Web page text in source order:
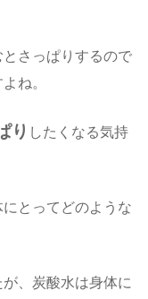
さっぱりするので
ね。
り したくなる気持
とってどのような
、炭酸水は身体に